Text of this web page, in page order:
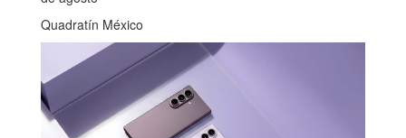
Quadratín México